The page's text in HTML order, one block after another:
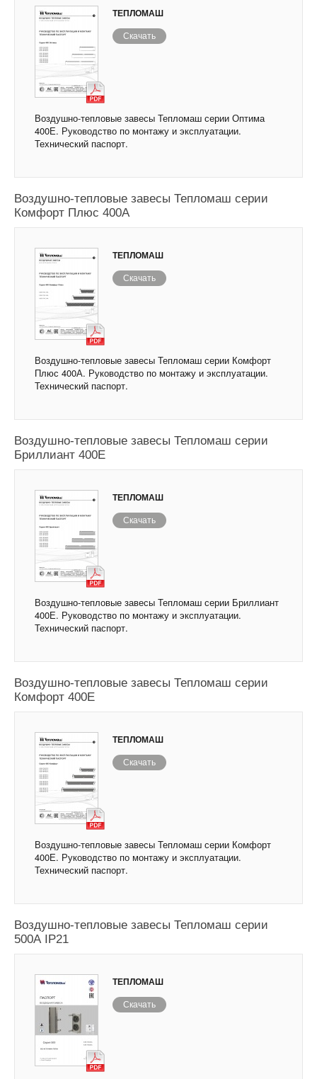
ТЕПЛОМАШ
Скачать
Воздушно-тепловые завесы Тепломаш серии Оптима
400Е. Руководство по монтажу и эксплуатации.
Технический паспорт.
Воздушно-тепловые завесы Тепломаш серии
Комфорт Плюс 400А
ТЕПЛОМАШ
Скачать
Воздушно-тепловые завесы Тепломаш серии Комфорт
Плюс 400А. Руководство по монтажу и эксплуатации.
Технический паспорт.
Воздушно-тепловые завесы Тепломаш серии
Бриллиант 400Е
ТЕПЛОМАШ
Скачать
Воздушно-тепловые завесы Тепломаш серии Бриллиант
400Е. Руководство по монтажу и эксплуатации.
Технический паспорт.
Воздушно-тепловые завесы Тепломаш серии
Комфорт 400Е
ТЕПЛОМАШ
Скачать
Воздушно-тепловые завесы Тепломаш серии Комфорт
400Е. Руководство по монтажу и эксплуатации.
Технический паспорт.
Воздушно-тепловые завесы Тепломаш серии
500А IP21
ТЕПЛОМАШ
Скачать